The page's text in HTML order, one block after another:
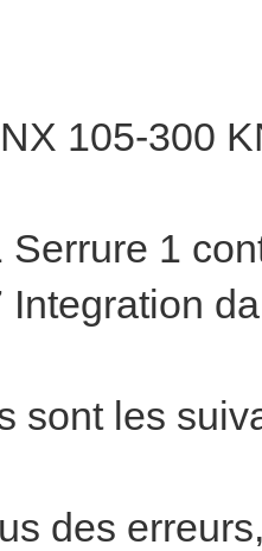
105-300
Serrure 1
Integration
sont les
des